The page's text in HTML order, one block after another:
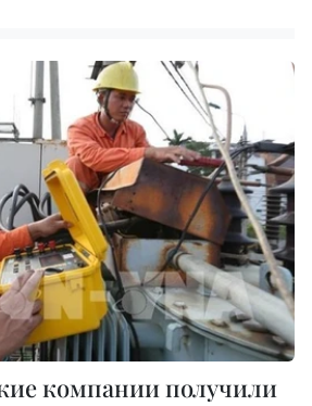
компании получили